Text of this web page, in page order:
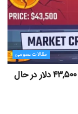
مقالات عمومی
مایکل ترپین: متاسفم، بیت‌کوین به سمت ۴۳,۵۰۰ دلار در حال